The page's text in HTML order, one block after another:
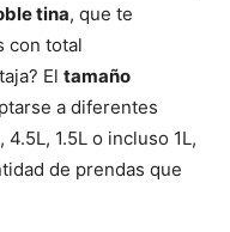
tina, que te
con total
El tamaño
a diferentes
4.5L, 1.5L o incluso 1L,
de prendas que